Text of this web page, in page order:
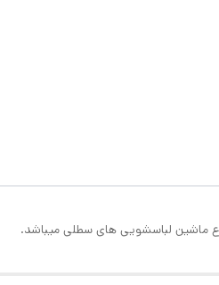
ماشین لباسشویی های سطلی میباشد.